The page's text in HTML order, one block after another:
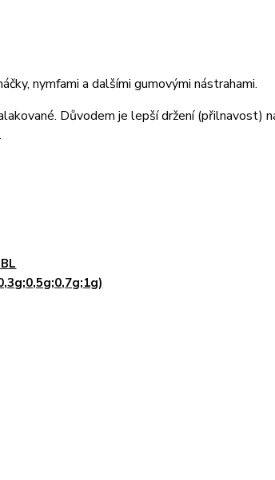
nymfami a dalšími gumovými nástrahami.
Důvodem je lepší držení (přilnavost)